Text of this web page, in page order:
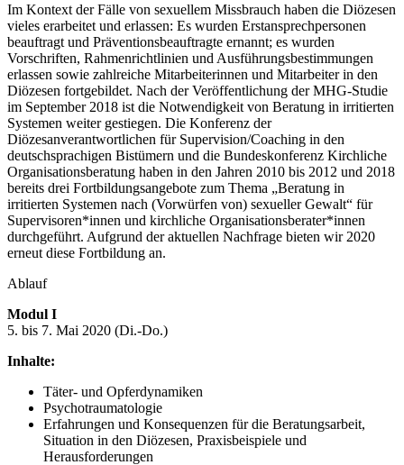
Im Kontext der Fälle von sexuellem Missbrauch haben die Diözesen
vieles erarbeitet und erlassen: Es wurden Erstansprechpersonen
beauftragt und Präventionsbeauftragte ernannt; es wurden
Vorschriften, Rahmenrichtlinien und Ausführungsbestimmungen
erlassen sowie zahlreiche Mitarbeiterinnen und Mitarbeiter in den
Diözesen fortgebildet. Nach der Veröffentlichung der MHG-Studie
im September 2018 ist die Notwendigkeit von Beratung in irritierten
Systemen weiter gestiegen. Die Konferenz der
Diözesanverantwortlichen für Supervision/Coaching in den
deutschsprachigen Bistümern und die Bundeskonferenz Kirchliche
Organisationsberatung haben in den Jahren 2010 bis 2012 und 2018
bereits drei Fortbildungsangebote zum Thema „Beratung in
irritierten Systemen nach (Vorwürfen von) sexueller Gewalt“ für
Supervisoren*innen und kirchliche Organisationsberater*innen
durchgeführt. Aufgrund der aktuellen Nachfrage bieten wir 2020
erneut diese Fortbildung an.
Ablauf
Modul I
5. bis 7. Mai 2020 (Di.-Do.)
Inhalte:
Täter- und Opferdynamiken
Psychotraumatologie
Erfahrungen und Konsequenzen für die Beratungsarbeit,
Situation in den Diözesen, Praxisbeispiele und
Herausforderungen